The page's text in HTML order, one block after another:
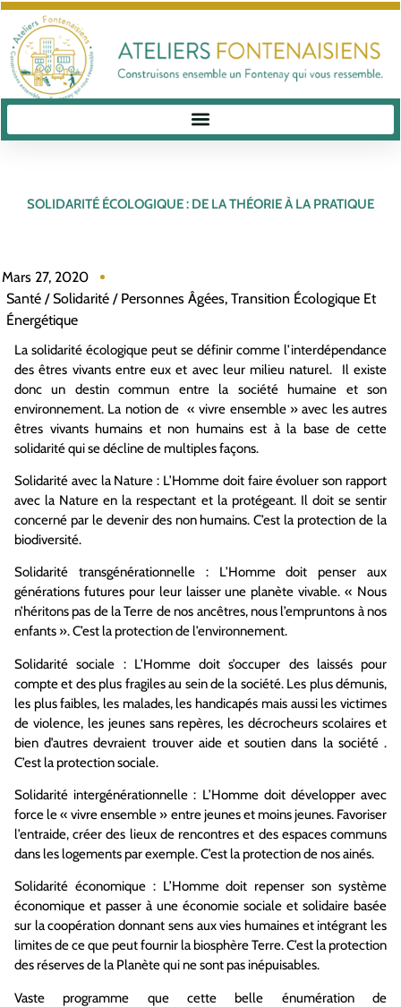
SOLIDARITÉ ÉCOLOGIQUE : DE LA THÉORIE À LA PRATIQUE
Mars 27, 2020
Santé / Solidarité / Personnes Âgées, Transition Écologique Et
Énergétique
La solidarité écologique peut se définir comme l’interdépendance
des êtres vivants entre eux et avec leur milieu naturel. Il existe
donc un destin commun entre la société humaine et son
environnement. La notion de « vivre ensemble » avec les autres
êtres vivants humains et non humains est à la base de cette
solidarité qui se décline de multiples façons.
Solidarité avec la Nature : L’Homme doit faire évoluer son rapport
avec la Nature en la respectant et la protégeant. Il doit se sentir
concerné par le devenir des non humains. C’est la protection de la
biodiversité.
Solidarité transgénérationnelle : L’Homme doit penser aux
générations futures pour leur laisser une planète vivable. « Nous
n’héritons pas de la Terre de nos ancêtres, nous l’empruntons à nos
enfants ». C’est la protection de l’environnement.
Solidarité sociale : L’Homme doit s’occuper des laissés pour
compte et des plus fragiles au sein de la société. Les plus démunis,
les plus faibles, les malades, les handicapés mais aussi les victimes
de violence, les jeunes sans repères, les décrocheurs scolaires et
bien d’autres devraient trouver aide et soutien dans la société .
C’est la protection sociale.
Solidarité intergénérationnelle : L’Homme doit développer avec
force le « vivre ensemble » entre jeunes et moins jeunes. Favoriser
l’entraide, créer des lieux de rencontres et des espaces communs
dans les logements par exemple. C’est la protection de nos ainés.
Solidarité économique : L’Homme doit repenser son système
économique et passer à une économie sociale et solidaire basée
sur la coopération donnant sens aux vies humaines et intégrant les
limites de ce que peut fournir la biosphère Terre. C’est la protection
des réserves de la Planète qui ne sont pas inépuisables.
Vaste programme que cette belle énumération de